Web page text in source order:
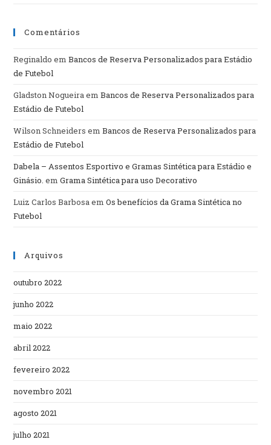
Comentários
Reginaldo emBancos de Reserva Personalizados para Estádio
de Futebol
Gladston NogueiraemBancos de Reserva Personalizados para
Estádio de Futebol
Wilson Schneiders emBancos de Reserva Personalizados para
Estádio de Futebol
Dabela – Assentos Esportivo e Gramas Sintética para Estádio e
Ginásio. emGrama Sintética para uso Decorativo
Luiz Carlos BarbosaemOs benefícios da Grama Sintética no
Futebol
Arquivos
outubro 2022
junho 2022
maio 2022
abril 2022
fevereiro 2022
novembro 2021
agosto 2021
julho 2021